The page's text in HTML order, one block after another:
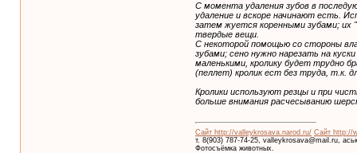
С момента удаления зубов в
удаление и вскоре начинают есть.
затем жуется коренными зубами; их
твердые вещи.
С некоторой помощью со стороны
зубами; сено нужно нарезать на
маленькими, кролику будет трудно
(пеллет) кролик ест без труда, т.к.
Кролики используют резцы и при
больше внимания расчесыванию
Сайт http://valleykrosava.narod.ru/ Сайт http://
т. 8(903) 787-74-25, valleykrosava@mail.ru,
Фотосъёмка животных.